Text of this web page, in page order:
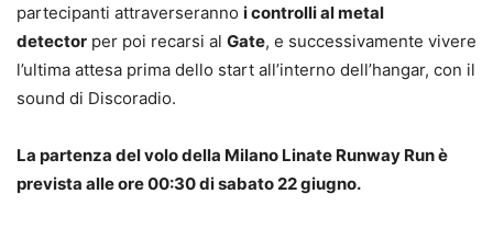
partecipanti attraverseranno i controlli al metal
detector per poi recarsi al Gate, e successivamente vivere
l’ultima attesa prima dello start all’interno dell’hangar, con il
sound di Discoradio.
La partenza del volo della Milano Linate Runway Run è
prevista alle ore 00:30 di sabato 22 giugno.